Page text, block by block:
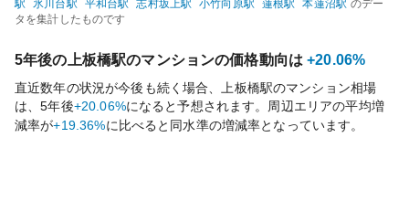
駅
氷川台駅 平和台駅 志村坂上駅 小竹向原駅 蓮根駅 本蓮沼駅 のデー
タを集計したものです
5年後の 上板橋駅のマンションの価格動向は +20.06%
直近数年の状況が今後も続く場合、 上板橋駅のマンション相場
は、5年後+20.06%になると予想されます。周辺エリアの平均増
減率が+19.36%に比べると 同水準の増減率となっています。